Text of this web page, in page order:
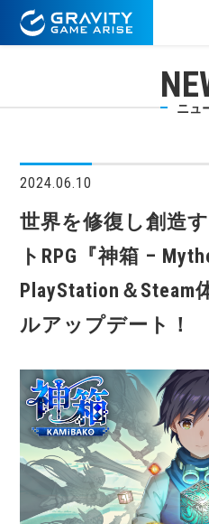
ニュ
2024.06.10
世界を修復し創造
トRPG『神箱 –
PlayStation＆
ルアップデート！